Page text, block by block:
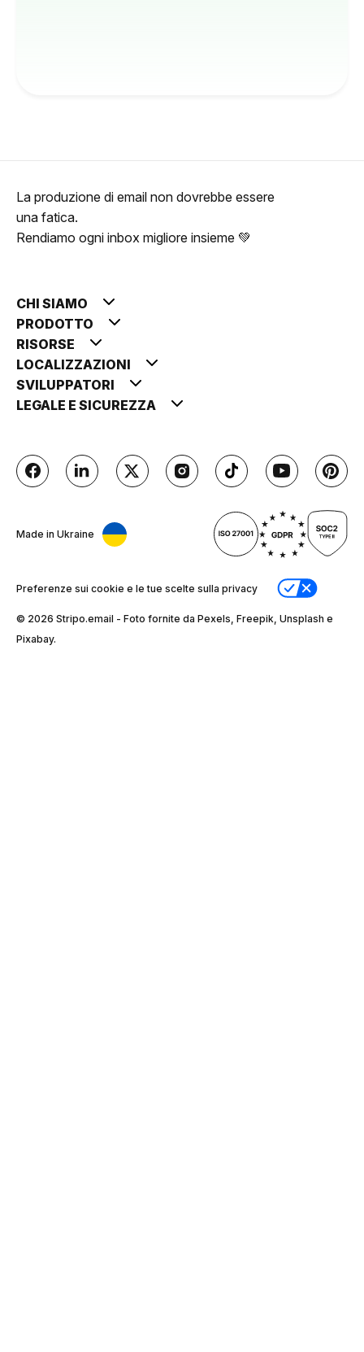
La produzione di email non dovrebbe essere
una fatica.
Rendiamo ogni inbox migliore insieme 💚
CHI SIAMO
PRODOTTO
RISORSE
LOCALIZZAZIONI
SVILUPPATORI
LEGALE E SICUREZZA
Made in Ukraine
Preferenze sui cookie e le tue scelte sulla privacy
© 2026 Stripо.email - Foto fornite da Pexels, Freepik, Unsplash e
Pixabay.